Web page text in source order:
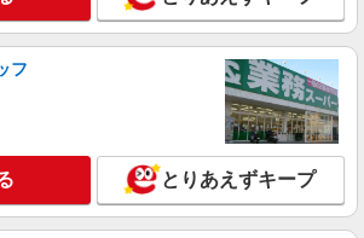
は追加支給 半年ごとの契約更新(雇用期間最長
間) 賞与：年2回（6月、12月）
詳細を見る
ャパン株式会社
のプロモーション、長期収載品・ジェネリ
医薬品のプロモーション職
【年収】 500万円〜800万円 ※四半期一時金、
む モデル年収 例： 年収450万円（24歳
フ
とりあえずキープ